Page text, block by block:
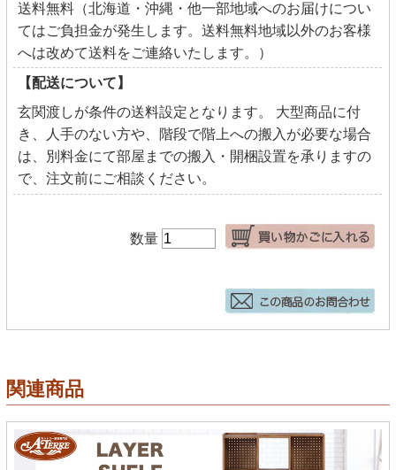
送料無料（北海道・沖縄・他一部地域へのお届けについ
てはご負担金が発生します。送料無料地域以外のお客様
へは改めて送料をご連絡いたします。）
【配送について】
玄関渡しが条件の送料設定となります。 大型商品に付
き、人手のない方や、階段で階上への搬入が必要な場合
は、別料金にて部屋までの搬入・開梱設置を承りますの
で、注文前にご相談ください。
数量
関連商品